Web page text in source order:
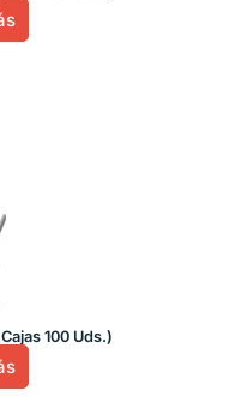
100 Uds.)